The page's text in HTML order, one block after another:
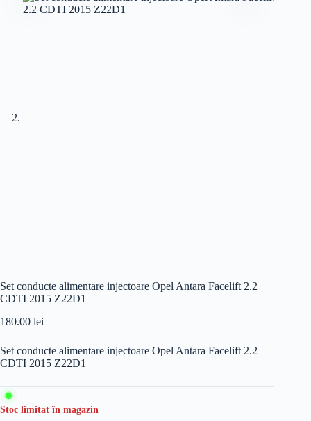
Set conducte alimentare injectoare Opel Antara Facelift 2.2
CDTI 2015 Z22D1
180.00 lei
Set conducte alimentare injectoare Opel Antara Facelift 2.2
CDTI 2015 Z22D1
Stoc limitat în magazin